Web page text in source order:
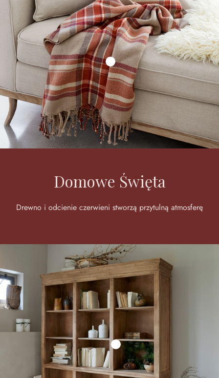
Domowe Święta
Drewno i odcienie czerwieni stworzą przytulną atmosferę